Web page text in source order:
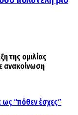
της ομιλίας
ανακοίνωση